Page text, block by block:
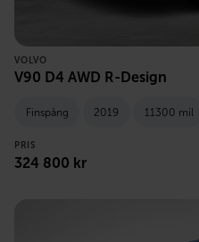
VOLVO
V90 D4 AWD R-Design
Finspång 2019 11300 mil
PRIS
324 800 kr